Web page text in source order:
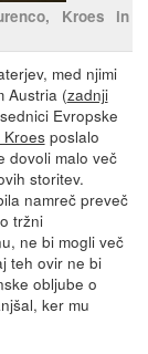
Kroes in
med njimi
Austria (zadnji
Evropske
Kroesposlalo
dovoli malo več
storitev.
namreč preveč
tržni
ne bi mogli več
teh ovir ne bi
obljube o
ker mu